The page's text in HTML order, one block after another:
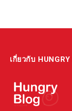
เกี่ยวกับ HUNGRY